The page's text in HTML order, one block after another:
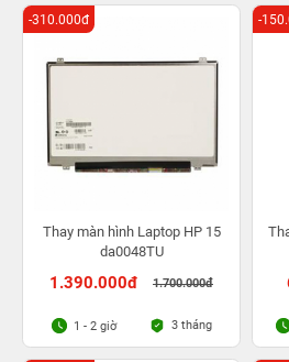
Thay màn hình Laptop HP 15
da0048TU
1.390.000đ 1.700.000đ
-310.000đ
1 - 2 giờ 3 tháng
-